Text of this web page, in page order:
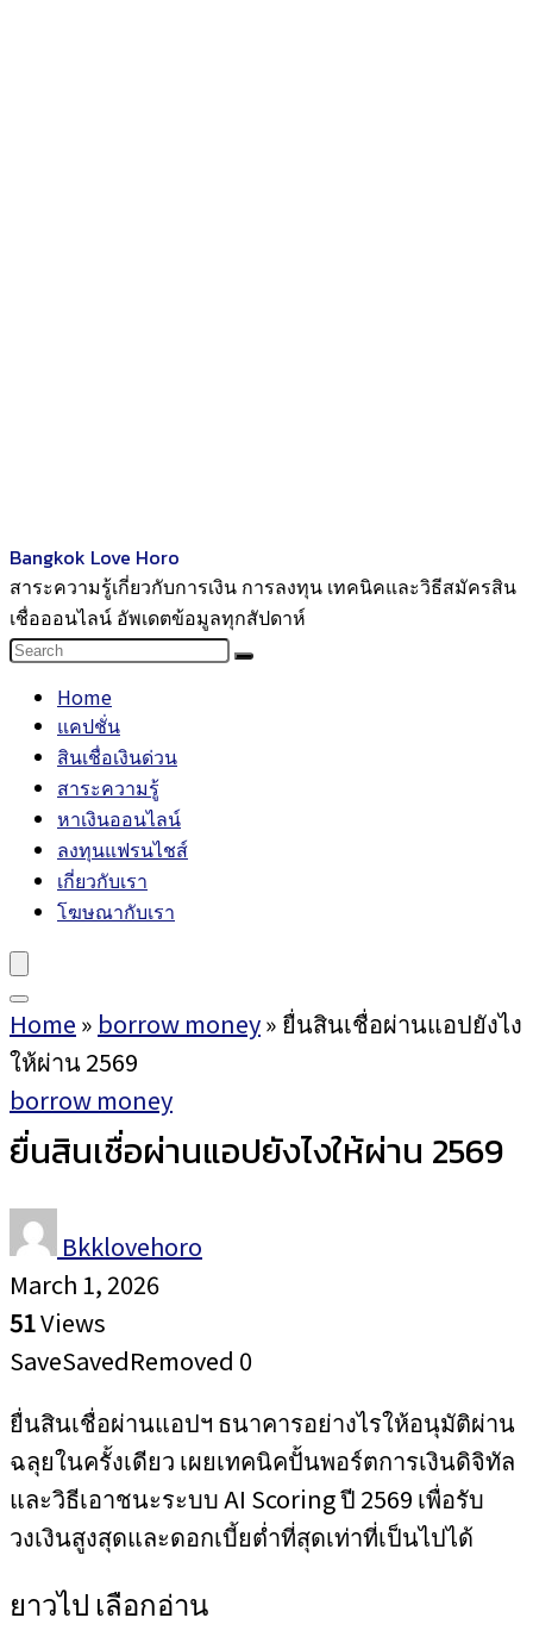
Bangkok Love Horo
สาระความรู้เกี่ยวกับการเงิน การลงทุน เทคนิคและวิธีสมัครสิน
เชื่อออนไลน์ อัพเดตข้อมูลทุกสัปดาห์
Home
แคปชั่น
สินเชื่อเงินด่วน
สาระความรู้
หาเงินออนไลน์
ลงทุนแฟรนไชส์
เกี่ยวกับเรา
โฆษณากับเรา
Home » borrow money» ยื่นสินเชื่อผ่านแอปยังไง
ให้ผ่าน 2569
borrow money
ยื่นสินเชื่อผ่านแอปยังไงให้ผ่าน 2569
Bkklovehoro
March 1, 2026
51Views
SaveSavedRemoved 0
ยื่นสินเชื่อผ่านแอปฯ ธนาคารอย่างไรให้อนุมัติผ่าน
ฉลุยในครั้งเดียว เผยเทคนิคปั้นพอร์ตการเงินดิจิทัล
และวิธีเอาชนะระบบ AI Scoring ปี 2569 เพื่อรับ
วงเงินสูงสุดและดอกเบี้ยต่ำที่สุดเท่าที่เป็นไปได้
ยาวไป เลือกอ่าน